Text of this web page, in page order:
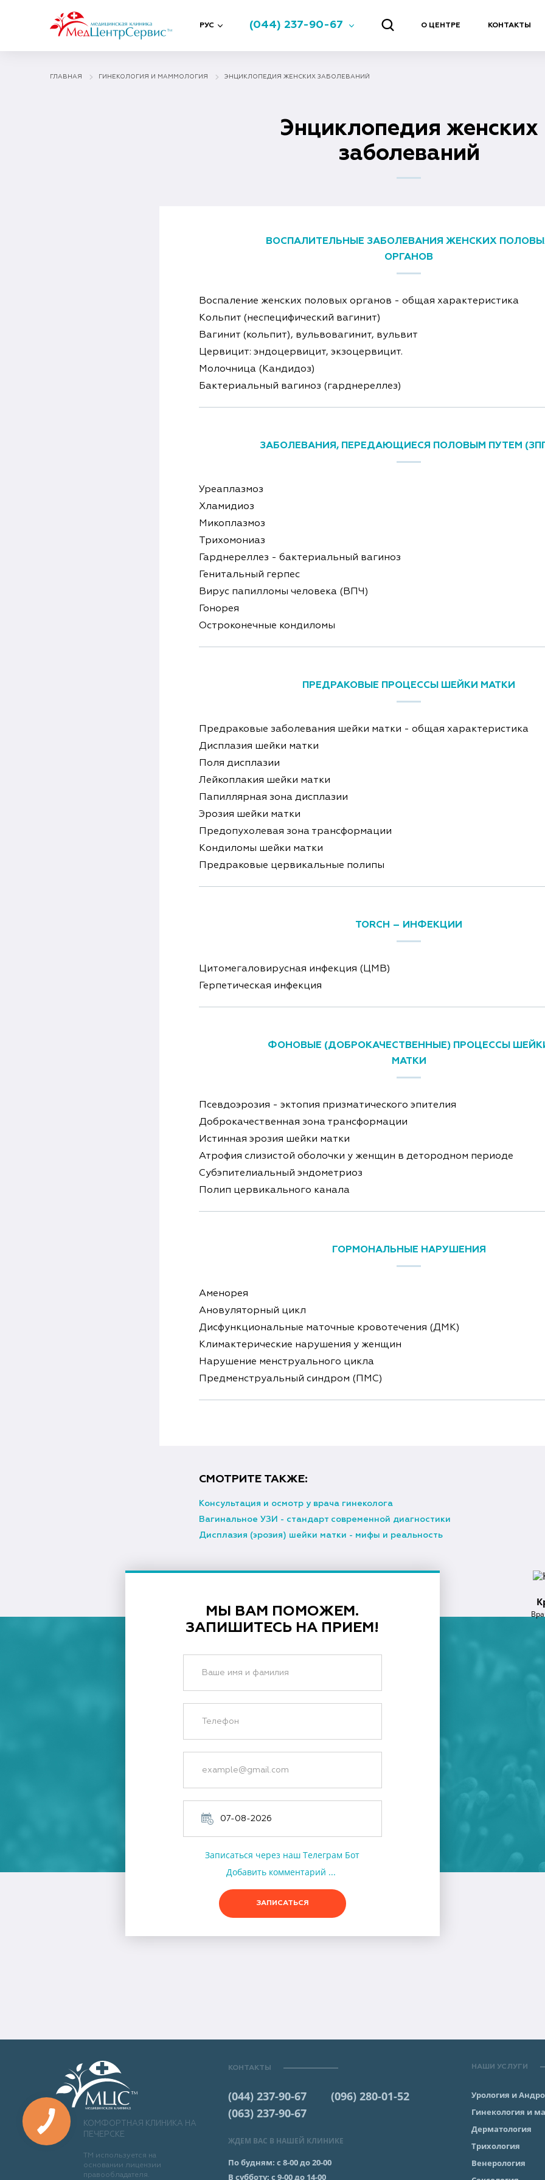
РУС (044) 237-90-67 О ЦЕНТРЕ КОНТАКТЫ
ГЛАВНАЯ ГИНЕКОЛОГИЯ И МАММОЛОГИЯ ЭНЦИКЛОПЕДИЯ ЖЕНСКИХ ЗАБОЛЕВАНИЙ
Энциклопедия женских
заболеваний
ВОСПАЛИТЕЛЬНЫЕ ЗАБОЛЕВАНИЯ ЖЕНСКИХ
ОРГАНОВ
Воспаление женских половых органов - общая характеристика
Кольпит (неспецифический вагинит)
Вагинит (кольпит), вульвовагинит, вульвит
Цервицит: эндоцервицит, экзоцервицит.
Молочница (Кандидоз)
Бактериальный вагиноз (гарднереллез)
ЗАБОЛЕВАНИЯ, ПЕРЕДАЮЩИЕСЯ ПОЛОВЫМ ПУТЕМ
Уреаплазмоз
Хламидиоз
Микоплазмоз
Трихомониаз
Гарднереллез - бактериальный вагиноз
Генитальный герпес
Вирус папилломы человека (ВПЧ)
Гонорея
Остроконечные кондиломы
ПРЕДРАКОВЫЕ ПРОЦЕССЫ ШЕЙКИ МАТКИ
Предраковые заболевания шейки матки - общая характеристика
Дисплазия шейки матки
Поля дисплазии
Лейкоплакия шейки матки
Папиллярная зона дисплазии
Эрозия шейки матки
Предопухолевая зона трансформации
Кондиломы шейки матки
Предраковые цервикальные полипы
TORCH – ИНФЕКЦИИ
Цитомегаловирусная инфекция (ЦМВ)
Герпетическая инфекция
ФОНОВЫЕ (ДОБРОКАЧЕСТВЕННЫЕ) ПРОЦЕССЫ
МАТКИ
Псевдоэрозия - эктопия призматического эпителия
Доброкачественная зона трансформации
Истинная эрозия шейки матки
Атрофия слизистой оболочки у женщин в детородном периоде
Субэпителиальный эндометриоз
Полип цервикального канала
ГОРМОНАЛЬНЫЕ НАРУШЕНИЯ
Аменорея
Ановуляторный цикл
Дисфункциональные маточные кровотечения (ДМК)
Климактерические нарушения у женщин
Нарушение менструального цикла
Предменструальный синдром (ПМС)
СМОТРИТЕ ТАКЖЕ:
Консультация и осмотр у врача гинеколога
Вагинальное УЗИ - стандарт современной диагностики
Дисплазия (эрозия) шейки матки - мифы и реальность
МЫ ВАМ ПОМОЖЕМ.
ЗАПИШИТЕСЬ НА ПРИЕМ!
Записаться через наш Телеграм Бот
Добавить комментарий ...
ЗАПИСАТЬСЯ
КОМФОРТНАЯ КЛИНИКА НА
ПЕЧЕРСКЕ
ТМ используется на
основании лицензии
правообладателя.
КОНТАКТЫ
(044) 237-90-67
(096) 280-01-52
(063) 237-90-67
ЖДЕМ ВАС В НАШЕЙ КЛИНИКЕ
По будням: с 8-00 до 20-00
В субботу: с 9-00 до 14-00
НАШИ УСЛУГИ
Урология и
Гинекология и
Дерматология
Трихология
Венерология